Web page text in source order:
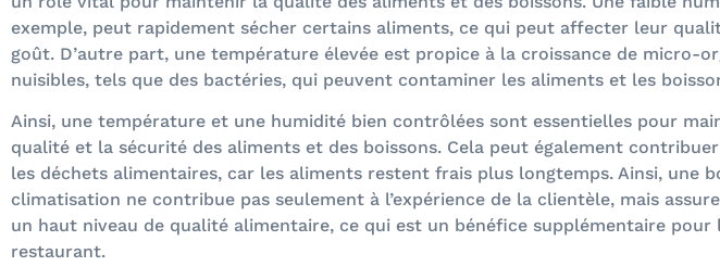
exemple, peut rapidement sécher certains aliments, ce qui peut affecter leur
goût. D’autre part, une température élevée est propice à la croissance de micro-
nuisibles, tels que des bactéries, qui peuvent contaminer les aliments et les
Ainsi, une température et une humidité bien contrôlées sont essentielles pour
qualité et la sécurité des aliments et des boissons. Cela peut également
les déchets alimentaires, car les aliments restent frais plus longtemps. Ainsi, une
climatisation ne contribue pas seulement à l’expérience de la clientèle, mais
un haut niveau de qualité alimentaire, ce qui est un bénéfice supplémentaire pour
restaurant.